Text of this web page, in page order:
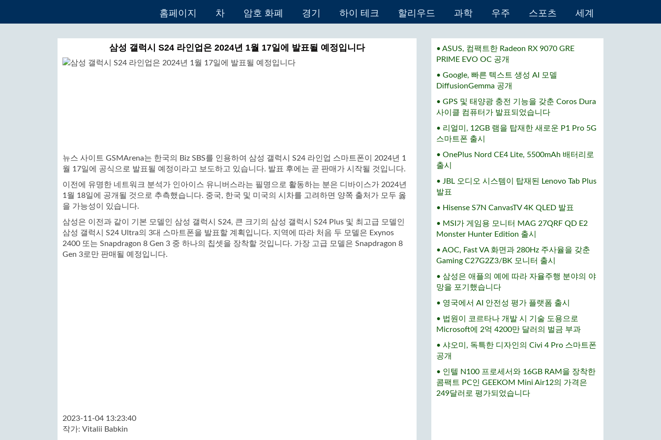
홈페이지 차 암호 화폐 경기 하이 테크 할리우드 과학 우주 스포츠 세계
삼성 갤럭시 S24 라인업은 2024년 1월 17일에 발표될 예정입니다
뉴스 사이트 GSMArena는 한국의 Biz SBS를 인용하여 삼성 갤럭시 S24 라인업 스마트폰이 2024년 1
월 17일에 공식으로 발표될 예정이라고 보도하고 있습니다. 발표 후에는 곧 판매가 시작될 것입니다.
이전에 유명한 네트워크 분석가 인아이스 유니버스라는 필명으로 활동하는 분은 디바이스가 2024년
1월 18일에 공개될 것으로 추측했습니다. 중국, 한국 및 미국의 시차를 고려하면 양쪽 출처가 모두 옳
을 가능성이 있습니다.
삼성은 이전과 같이 기본 모델인 삼성 갤럭시 S24, 큰 크기의 삼성 갤럭시 S24 Plus 및 최고급 모델인
삼성 갤럭시 S24 Ultra의 3대 스마트폰을 발표할 계획입니다. 지역에 따라 처음 두 모델은 Exynos
2400 또는 Snapdragon 8 Gen 3 중 하나의 칩셋을 장착할 것입니다. 가장 고급 모델은 Snapdragon 8
Gen 3로만 판매될 예정입니다.
2023-11-04 13:23:40
작가: Vitalii Babkin
• ASUS, 컴팩트한 Radeon RX 9070 GRE
PRIME EVO OC 공개
• Google, 빠른 텍스트 생성 AI 모델
DiffusionGemma 공개
• GPS 및 태양광 충전 기능을 갖춘 Coros Dura
사이클 컴퓨터가 발표되었습니다
• 리얼미, 12GB 램을 탑재한 새로운 P1 Pro 5G
스마트폰 출시
• OnePlus Nord CE4 Lite, 5500mAh 배터리로
출시
• JBL 오디오 시스템이 탑재된 Lenovo Tab Plus
발표
• Hisense S7N CanvasTV 4K QLED 발표
• MSI가 게임용 모니터 MAG 27QRF QD E2
Monster Hunter Edition 출시
• AOC, Fast VA 화면과 280Hz 주사율을 갖춘
Gaming C27G2Z3/BK 모니터 출시
• 삼성은 애플의 예에 따라 자율주행 분야의 야
망을 포기했습니다
• 영국에서 AI 안전성 평가 플랫폼 출시
• 법원이 코르타나 개발 시 기술 도용으로
Microsoft에 2억 4200만 달러의 벌금 부과
• 샤오미, 독특한 디자인의 Civi 4 Pro 스마트폰
공개
• 인텔 N100 프로세서와 16GB RAM을 장착한
콤팩트 PC인 GEEKOM Mini Air12의 가격은
249달러로 평가되었습니다